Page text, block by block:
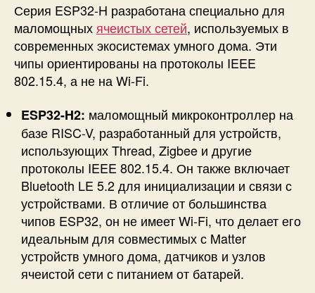
Серия ESP32-H разработана специально для
маломощныхячеистых сетей, используемых в
современных экосистемах умного дома. Эти
чипы ориентированы на протоколы IEEE
802.15.4, а не на Wi-Fi.
ESP32-H2: маломощный микроконтроллер на
базе RISC-V, разработанный для устройств,
использующих Thread, Zigbee и другие
протоколы IEEE 802.15.4. Он также включает
Bluetooth LE 5.2 для инициализации и связи с
устройствами. В отличие от большинства
чипов ESP32, он не имеет Wi-Fi, что делает его
идеальным для совместимых с Matter
устройств умного дома, датчиков и узлов
ячеистой сети с питанием от батарей.